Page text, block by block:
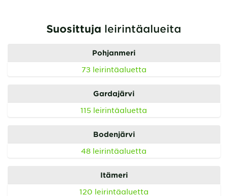
Suosittuja leirintäalueita
Pohjanmeri
73 leirintäaluetta
Gardajärvi
115 leirintäaluetta
Bodenjärvi
48 leirintäaluetta
Itämeri
120 leirintäaluetta